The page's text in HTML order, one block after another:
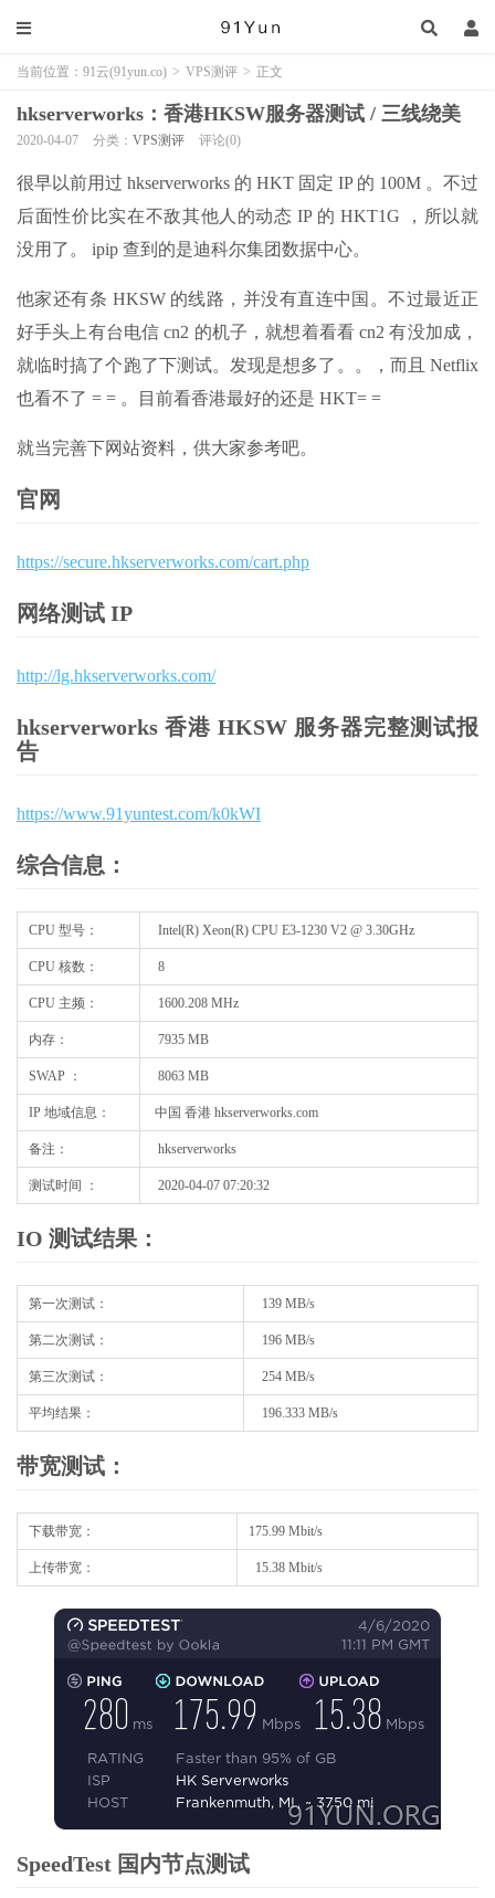
当前位置： 91云(91yun.co) > VPS测评 > 正文
hkserverworks：香港HKSW服务器测试 / 三线绕美
2020-04-07 分类： VPS测评 评论(0)
很早以前用过 hkserverworks 的 HKT 固定 IP 的 100M 。不过
后面性价比实在不敌其他人的动态 IP 的 HKT1G ，所以就
没用了。 ipip 查到的是迪科尔集团数据中心。
他家还有条 HKSW 的线路，并没有直连中国。不过最近正
好手头上有台电信 cn2 的机子，就想着看看 cn2 有没加成，
就临时搞了个跑了下测试。发现是想多了。。，而且 Netflix
也看不了 = = 。目前看香港最好的还是 HKT= =
就当完善下网站资料，供大家参考吧。
官网
https://secure.hkserverworks.com/cart.php
网络测试 IP
http://lg.hkserverworks.com/
hkserverworks 香港 HKSW 服务器完整测试报
告
https://www.91yuntest.com/k0kWI
综合信息：
CPU 型号： Intel(R) Xeon(R) CPU E3-1230 V2 @ 3.30GHz
CPU 核数： 8
CPU 主频： 1600.208 MHz
内存： 7935 MB
SWAP ： 8063 MB
IP 地域信息： 中国 香港 hkserverworks.com
备注： hkserverworks
测试时间 ： 2020-04-07 07:20:32
IO 测试结果：
第一次测试： 139 MB/s
第二次测试： 196 MB/s
第三次测试： 254 MB/s
平均结果： 196.333 MB/s
带宽测试：
下载带宽： 175.99 Mbit/s
上传带宽： 15.38 Mbit/s
SpeedTest 国内节点测试